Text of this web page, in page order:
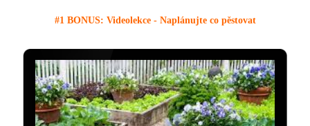
#1 BONUS: Videolekce - Naplánujte co pěstovat